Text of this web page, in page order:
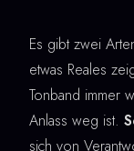
Es gibt zwei
etwas Reales
Tonband immer
Anlass weg ist.
sich von